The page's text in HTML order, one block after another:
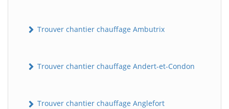
Trouver chantier chauffage Ambutrix
Trouver chantier chauffage Andert-et-Condon
Trouver chantier chauffage Anglefort